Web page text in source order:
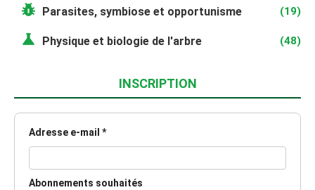
pest_control Parasites, symbiose et opportunisme (19)
science Physique et biologie de l'arbre (48)
INSCRIPTION
Adresse e-mail *
Abonnements souhaités